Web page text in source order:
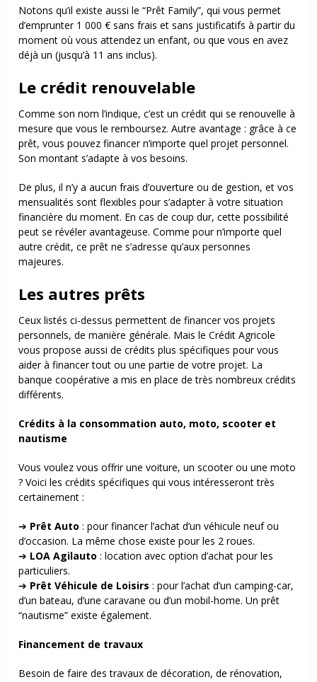
Notons qu’il existe aussi le “Prêt Family”, qui vous permet
d’emprunter 1 000 € sans frais et sans justificatifs à partir du
moment où vous attendez un enfant, ou que vous en avez
déjà un (jusqu’à 11 ans inclus).
Le crédit renouvelable
Comme son nom l’indique, c’est un crédit qui se renouvelle à
mesure que vous le remboursez. Autre avantage : grâce à ce
prêt, vous pouvez financer n’importe quel projet personnel.
Son montant s’adapte à vos besoins.
De plus, il n’y a aucun frais d’ouverture ou de gestion, et vos
mensualités sont flexibles pour s’adapter à votre situation
financière du moment. En cas de coup dur, cette possibilité
peut se révéler avantageuse. Comme pour n’importe quel
autre crédit, ce prêt ne s’adresse qu’aux personnes
majeures.
Les autres prêts
Ceux listés ci-dessus permettent de financer vos projets
personnels, de manière générale. Mais le Crédit Agricole
vous propose aussi de crédits plus spécifiques pour vous
aider à financer tout ou une partie de votre projet. La
banque coopérative a mis en place de très nombreux crédits
différents.
Crédits à la consommation auto, moto, scooter et
nautisme
Vous voulez vous offrir une voiture, un scooter ou une moto
? Voici les crédits spécifiques qui vous intéresseront très
certainement :
➔ Prêt Auto : pour financer l’achat d’un véhicule neuf ou
d’occasion. La même chose existe pour les 2 roues.
➔ LOA Agilauto : location avec option d’achat pour les
particuliers.
➔ Prêt Véhicule de Loisirs : pour l’achat d’un camping-car,
d’un bateau, d’une caravane ou d’un mobil-home. Un prêt
“nautisme” existe également.
Financement de travaux
Besoin de faire des travaux de décoration, de rénovation,